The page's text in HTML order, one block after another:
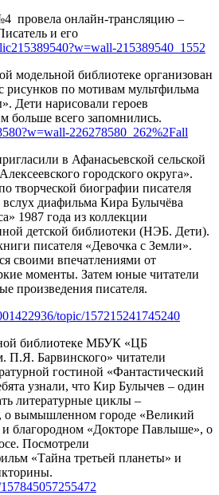
провела онлайн-трансляцию –
и его
215389540_1552
модельной библиотеке организован
рисунков по мотивам мультфильма
Дети нарисовали героев
больше всего запомнились.
226278580_262%2Fall
в Афанасьевской сельской
городского округа».
творческой биографии писателя
диафильма Кира Булычёва
1987 года из коллекции
детской библиотеки (НЭБ. Дети).
писателя «Девочка с Земли».
своими впечатлениями от
моменты. Затем юные читатели
произведения писателя.
topic/157215241745240
библиотеке МБУК «ЦБ
П.Я. Барвинского» читатели
гостиной «Фантастический
узнали, что Кир Булычев – один
литературные циклы –
вымышленном городе «Великий
и благородном «Докторе Павлыше», о
Посмотрели
«Тайна третьей планеты» и